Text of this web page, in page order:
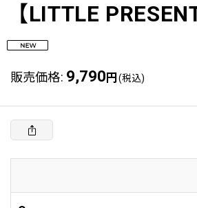
【LITTLE
販売価格: 9,790 円 (税込)